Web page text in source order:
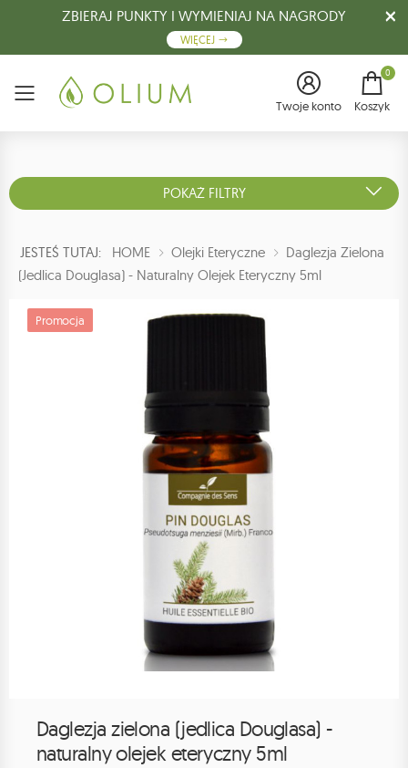
ZBIERAJ PUNKTY I WYMIENIAJ NA NAGRODY
WIĘCEJ
Menu Twoje konto
0
Koszyk
POKAŻ FILTRY
JESTEŚ TUTAJ: HOME Olejki Eteryczne
Daglezja Zielona
(jedlica Douglasa) - Naturalny Olejek Eteryczny 5ml
Promocja
Daglezja zielona (jedlica Douglasa) -
naturalny olejek eteryczny 5ml